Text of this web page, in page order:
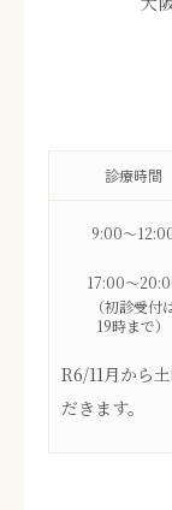
診療時間
9:00～
17:00～
（初診受付
19時まで）
R6/11月から
だきます。